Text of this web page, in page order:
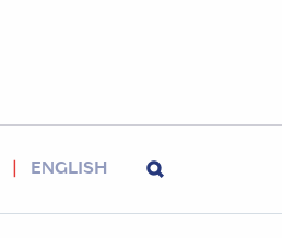
ENGLISH